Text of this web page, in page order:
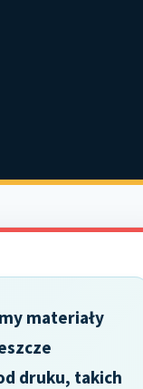
materiały
druku, takich